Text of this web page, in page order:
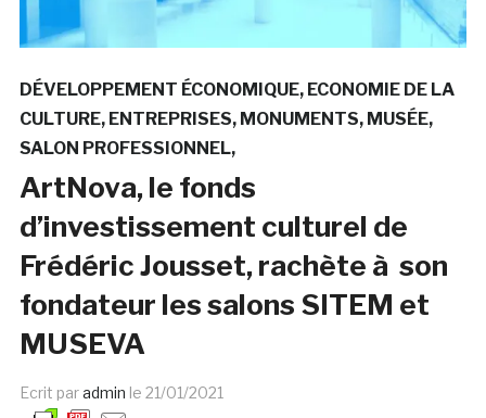
DÉVELOPPEMENT ÉCONOMIQUE ECONOMIE DE LA
CULTURE ENTREPRISES MONUMENTS MUSÉE
SALON PROFESSIONNEL
ArtNova, le fonds
d’investissement culturel de
Frédéric Jousset, rachète à son
fondateur les salons SITEM et
MUSEVA
Ecrit paradmin le 21/01/2021